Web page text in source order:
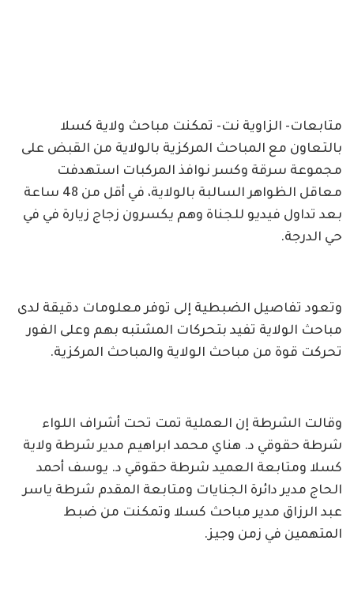
متابعات- الزاوية نت- تمكنت مباحث ولاية كسلا
بالتعاون مع المباحث المركزية بالولاية من القبض على
مجموعة سرقة وكسر نوافذ المركبات استهدفت
معاقل الظواهر السالبة بالولاية، في أقل من 48 ساعة
بعد تداول فيديو للجناة وهم يكسرون زجاج زيارة في في
حي الدرجة.
وتعود تفاصيل الضبطية إلى توفر معلومات دقيقة لدى
مباحث الولاية تفيد بتحركات المشتبه بهم وعلى الفور
تحركت قوة من مباحث الولاية والمباحث المركزية.
وقالت الشرطة إن العملية تمت تحت أشراف اللواء
شرطة حقوقي د. هناي محمد ابراهيم مدير شرطة ولاية
كسلا ومتابعة العميد شرطة حقوقي د. يوسف أحمد
الحاج مدير دائرة الجنايات ومتابعة المقدم شرطة ياسر
عبد الرزاق مدير مباحث كسلا وتمكنت من ضبط
المتهمين في زمن وجيز.